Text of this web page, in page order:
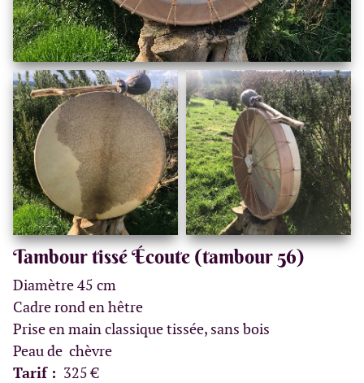
Tambour tissé Écoute (tambour 56)
Diamètre 45 cm
Cadre rond en hêtre
Prise en main classique tissée, sans bois
Peau de chèvre
Tarif : 325 €